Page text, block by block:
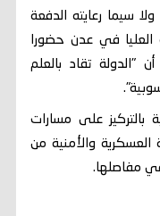
سيما رعايته الدفعة
العليا في عدن حضورا
"الدولة تقاد بالعلم
بالتركيز على مسارات
والأمنية من
مفاصلها.